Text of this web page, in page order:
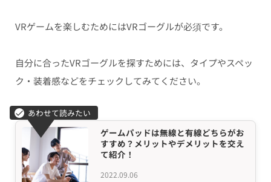
VRゲームを楽しむためにはVRゴーグルが必須です。
自分に合ったVRゴーグルを探すためには、タイプやスペッ
ク・装着感などをチェックしてみてください。
2022.09.06
ゲームパッドは無線と有線どちらがお
すすめ？メリットやデメリットを交え
て紹介！